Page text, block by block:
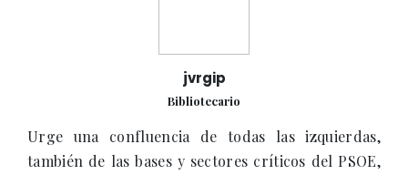
jvrgip
Bibliotecario
Urge una confluencia de todas las izquierdas,
también de las bases y sectores críticos del PSOE,